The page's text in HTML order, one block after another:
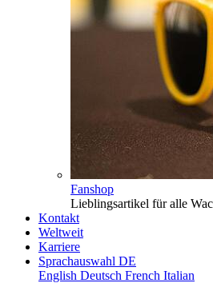
Fanshop
Lieblingsartikel für alle
Kontakt
Weltweit
Karriere
Sprachauswahl DE
English Deutsch French Italian